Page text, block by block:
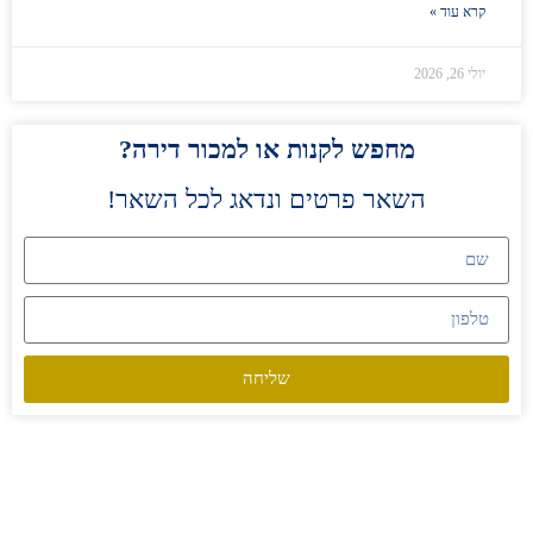
קרא עוד »
יולי 26, 2026
מחפש לקנות או למכור דירה?
השאר פרטים ונדאג לכל השאר!
שליחה